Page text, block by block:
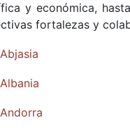
y económica,
fortalezas y